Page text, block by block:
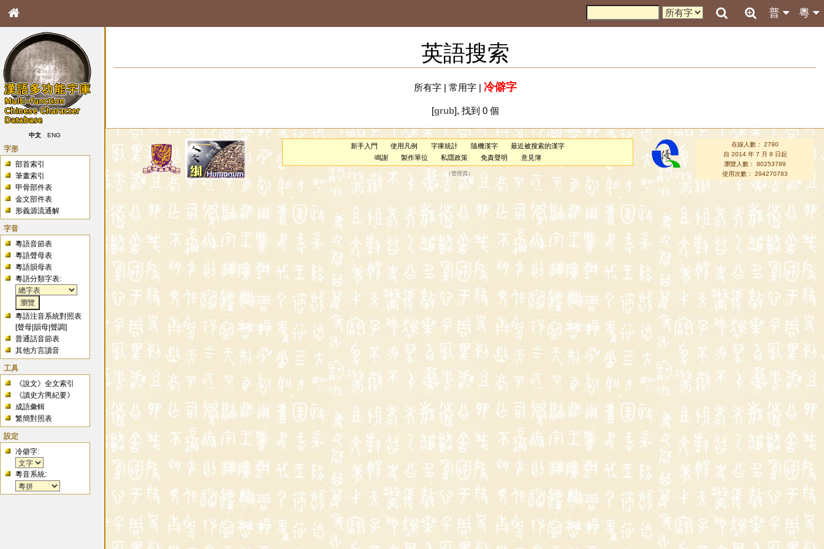
粵
普
中文 ENG
字形
部首索引
筆畫索引
甲骨部件表
金文部件表
形義源流通解
字音
粵語音節表
粵語聲母表
粵語韻母表
粵語分類字表:
粵語注音系統對照表
[聲母 |韻母 |聲調]
普通話音節表
其他方言讀音
工具
《說文》全文索引
《讀史方輿紀要》
成語彙輯
繁簡對照表
設定
冷僻字:
粵音系統:
英語搜索
所有字| 常用字| 冷僻字
[grub], 找到 0 個
新手入門 使用凡例 字庫統計 隨機漢字
最近被搜索的漢字
鳴謝
製作單位 私隱政策 免責聲明 意見簿
（管理員 ）
在線人數： 2790
自 2014 年 7 月 8 日起
瀏覽人數： 80253789
使用次數： 294270783